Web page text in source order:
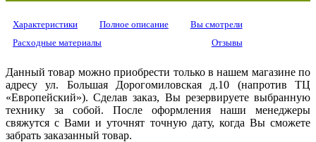
Характеристики Полное описание
Вы смотрели
Расходные материалы
Отзывы
Данный товар можно приобрести только в нашем магазине по
адресу ул. Большая Дорогомиловская д.10 (напротив ТЦ
«Европейский»). Сделав заказ, Вы резервируете выбранную
технику за собой. После оформления наши менеджеры
свяжутся с Вами и уточнят точную дату, когда Вы сможете
забрать заказанный товар.